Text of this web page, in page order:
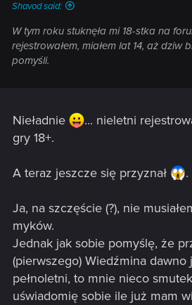
Shavod said:
W tym roku stuknęła mi 18-stka na
rejestrowałem, miałem lat 14, aż dziw
pomyśli.
Nieładnie
... nieletni
gry 18+.
A teraz jeszcze się przyznał .
Ja, na szczęście (?), nie
myków.
Jednak jak sobie pomyślę, że
(pierwszego) Wiedźmina dawno
pełnoletni, to mnie nieco
uświadomię sobie ile już mam